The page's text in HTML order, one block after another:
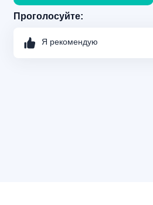
Проголосуйте:
Я рекомендую